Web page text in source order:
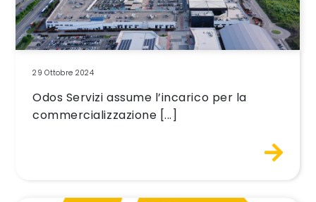
29 Ottobre 2024
Odos Servizi assume l’incarico per la
commercializzazione [...]